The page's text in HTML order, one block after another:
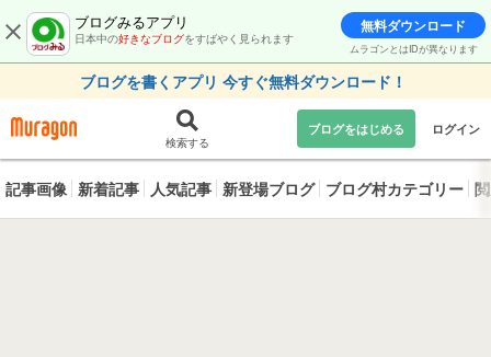
ブログみるアプリ
日本中の好きなブログをすばやく見られます
無料ダウンロード
ムラゴンとはIDが異なります
ブログを書くアプリ 今すぐ無料ダウンロード！
検索する
ブログをはじめる ログイン
記事画像 新着記事 人気記事 新登場ブログ ブログ村カテゴリー